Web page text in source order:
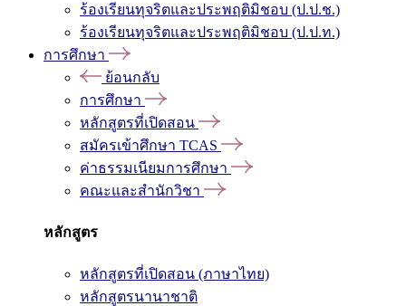
ร้องเรียนทุจริตและประพฤติมิชอบ (ป.ป.ช.)
ร้องเรียนทุจริตและประพฤติมิชอบ (ป.ป.ท.)
การศึกษา
ย้อนกลับ
การศึกษา
หลักสูตรที่เปิดสอน
สมัครเข้าศึกษา TCAS
ค่าธรรมเนียมการศึกษา
คณะและสำนักวิชา
หลักสูตร
หลักสูตรที่เปิดสอน (ภาษาไทย)
หลักสูตรนานาชาติ